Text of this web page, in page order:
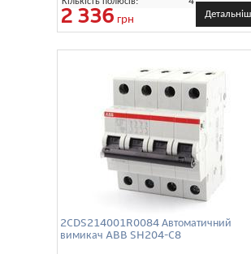
2 336 грн
2CDS214001R0084 Автоматичний
вимикач ABB SH204-C8